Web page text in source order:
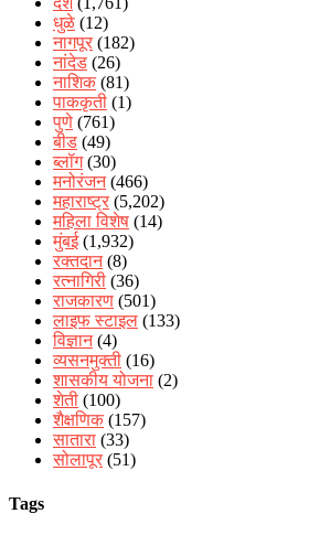
धुळे (12)
नागपूर (182)
नांदेड (26)
नाशिक (81)
पाककृती (1)
पुणे (761)
बीड (49)
ब्लॉग(30)
मनोरंजन(466)
महाराष्ट्र (5,202)
महिला विशेष (14)
मुंबई(1,932)
रक्‍तदान(8)
रत्नागिरी (36)
राजकारण (501)
लाइफ स्टाइल (133)
विज्ञान(4)
व्यसनमुक्ती (16)
शासकीय योजना (2)
शेती (100)
शैक्षणिक (157)
सातारा (33)
सोलापूर (51)
Tags